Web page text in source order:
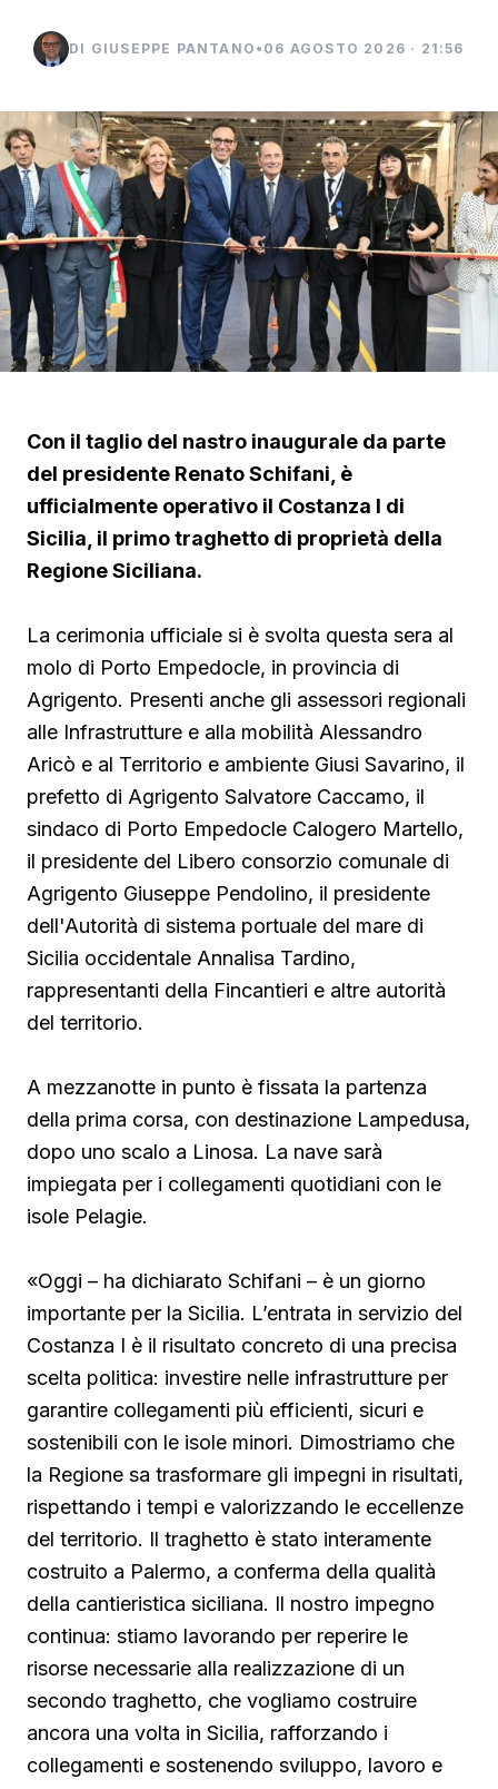
DI GIUSEPPE PANTANO • 06 AGOSTO 2026 · 21:56
Con il taglio del nastro inaugurale da parte
del presidente Renato Schifani, è
ufficialmente operativo il Costanza I di
Sicilia, il primo traghetto di proprietà della
Regione Siciliana.
La cerimonia ufficiale si è svolta questa sera al
molo di Porto Empedocle, in provincia di
Agrigento. Presenti anche gli assessori regionali
alle Infrastrutture e alla mobilità Alessandro
Aricò e al Territorio e ambiente Giusi Savarino, il
prefetto di Agrigento Salvatore Caccamo, il
sindaco di Porto Empedocle Calogero Martello,
il presidente del Libero consorzio comunale di
Agrigento Giuseppe Pendolino, il presidente
dell'Autorità di sistema portuale del mare di
Sicilia occidentale Annalisa Tardino,
rappresentanti della Fincantieri e altre autorità
del territorio.
A mezzanotte in punto è fissata la partenza
della prima corsa, con destinazione Lampedusa,
dopo uno scalo a Linosa. La nave sarà
impiegata per i collegamenti quotidiani con le
isole Pelagie.
«Oggi – ha dichiarato Schifani – è un giorno
importante per la Sicilia. L’entrata in servizio del
Costanza I è il risultato concreto di una precisa
scelta politica: investire nelle infrastrutture per
garantire collegamenti più efficienti, sicuri e
sostenibili con le isole minori. Dimostriamo che
la Regione sa trasformare gli impegni in risultati,
rispettando i tempi e valorizzando le eccellenze
del territorio. Il traghetto è stato interamente
costruito a Palermo, a conferma della qualità
della cantieristica siciliana. Il nostro impegno
continua: stiamo lavorando per reperire le
risorse necessarie alla realizzazione di un
secondo traghetto, che vogliamo costruire
ancora una volta in Sicilia, rafforzando i
collegamenti e sostenendo sviluppo, lavoro e